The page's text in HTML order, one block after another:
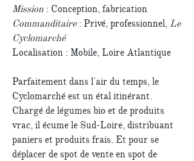
Mission : Conception, fabrication
Commanditaire : Privé, professionnel, Le
Cyclomarché
Localisation : Mobile, Loire Atlantique
Parfaitement dans l'air du temps, le
Cyclomarché est un étal itinérant.
Chargé de légumes bio et de produits
vrac, il écume le Sud-Loire, distribuant
paniers et produits frais. Et pour se
déplacer de spot de vente en spot de